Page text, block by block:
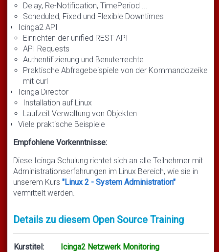
Delay, Re-Notification, TimePeriod ...
Scheduled, Fixed und Flexible Downtimes
Icinga2 API
Einrichten der unified REST API
API Requests
Authentifizierung und Benuterrechte
Praktische Abfragebeispiele von der Kommandozeike
mit curl
Icinga Director
Installation auf Linux
Laufzeit Verwaltung von Objekten
Viele praktische Beispiele
Empfohlene Vorkenntnisse:
Diese Icinga Schulung richtet sich an alle Teilnehmer mit
Administrationserfahrungen im Linux Bereich, wie sie in
unserem Kurs "Linux 2 - System Administration"
vermittelt werden.
Details zu diesem Open Source Training
Kurstitel:
Icinga2 Netzwerk Monitoring